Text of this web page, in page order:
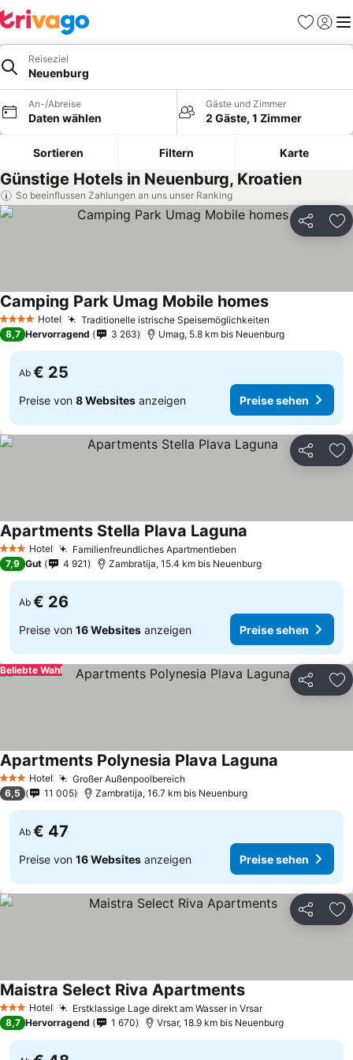
Favoriten
Reiseziel
Neuenburg
An-/Abreise
Daten wählen
Gäste und Zimmer
2 Gäste, 1 Zimmer
Sortieren Filtern Karte
Günstige Hotels in Neuenburg, Kroatien
So beeinflussen Zahlungen an uns unser Ranking
Teilen
4 Sterne Hotel Traditionelle istrische Speisemöglichkeiten
Camping Park Umag Mobile homes
8,7 Hervorragend 3 263 Umag, 5.8 km bis Neuenburg
Ab € 25
Preise von 8 Websites anzeigen Preise sehen
Teilen
3 SterneHotel Familienfreundliches Apartmentleben
Apartments Stella Plava Laguna
7,9 Gut 4 921 Zambratija, 15.4 km bis Neuenburg
Ab € 26
Preise von 16 Websites anzeigen Preise sehen
Teilen
Beliebte Wahl
3 SterneHotel Großer Außenpoolbereich
Apartments Polynesia Plava Laguna
6,5 11 005 Zambratija, 16.7 km bis Neuenburg
Ab € 47
Preise von 16 Websites anzeigen Preise sehen
Teilen
3 SterneHotel Erstklassige Lage direkt am Wasser in Vrsar
Maistra Select Riva Apartments
8,7 Hervorragend 1 670 Vrsar, 18.9 km bis Neuenburg